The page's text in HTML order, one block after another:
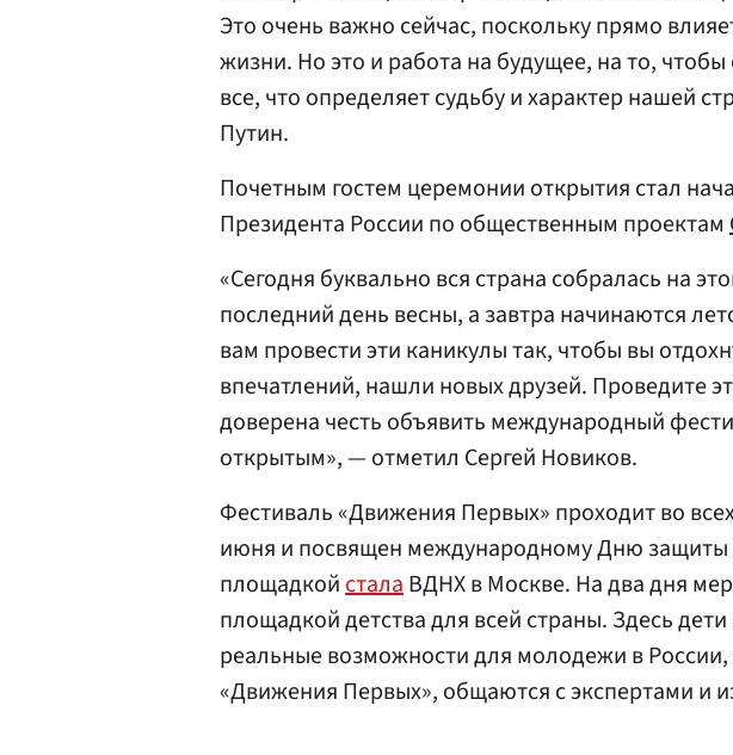
Это очень важно сейчас, поскольку прямо
жизни. Но это и работа на будущее, на то,
все, что определяет судьбу и характер нашей
Путин.
Почетным гостем церемонии открытия стал
Президента России по общественным проектам
«Сегодня буквально вся страна собралась на
последний день весны, а завтра начинаются
вам провести эти каникулы так, чтобы вы
впечатлений, нашли новых друзей. Проведите
доверена честь объявить международный
открытым», — отметил Сергей Новиков.
Фестиваль «Движения Первых» проходит во
июня и посвящен международному Дню защиты
площадкойсталаВДНХ в Москве. На два дня
площадкой детства для всей страны. Здесь
реальные возможности для молодежи в России,
«Движения Первых», общаются с экспертами и